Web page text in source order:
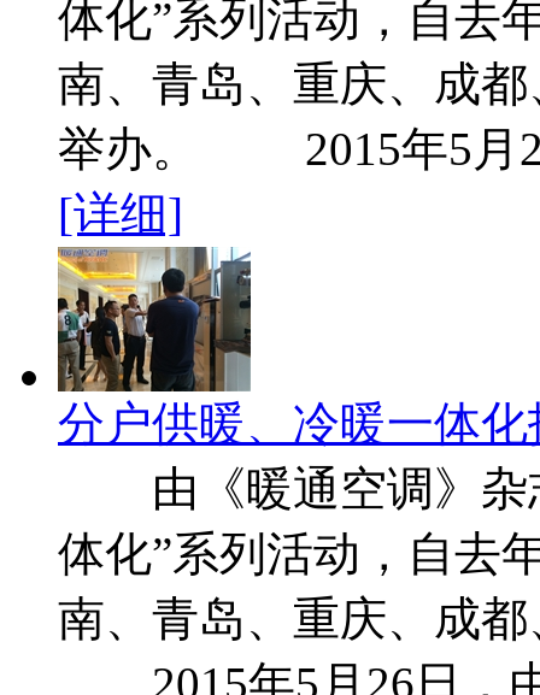
体化”系列活动，自去
南、青岛、重庆、成
举办。 2015年5月
[详细]
分户供暖、冷暖一体
由《暖通空调》杂
体化”系列活动，自去
南、青岛、重庆、成
2015年5月26日，